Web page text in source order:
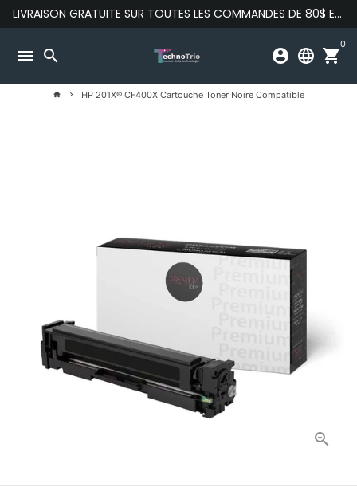
Passer
au
LIVRAISON GRATUITE SUR TOUTES LES COMMANDES DE 80$ ET PLUS
menu search account_circle language shopping_cart
0
home keyboard_arrow_right HP 201X® CF400X Cartouche Toner Noire Compatible